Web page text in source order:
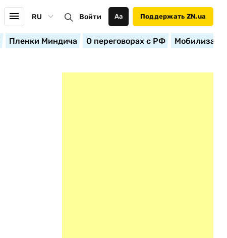
RU Войти Аа Поддержать ZN.ua
Пленки Миндича О переговорах с РФ